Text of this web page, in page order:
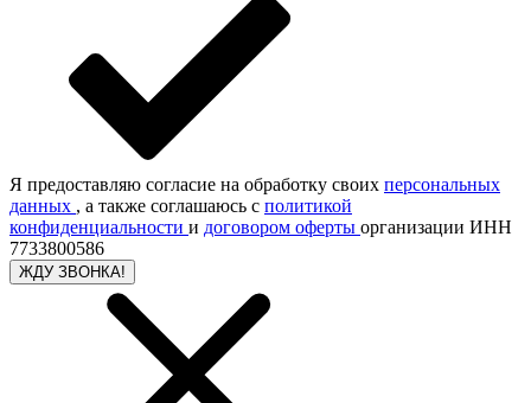
Я предоставляю согласие на обработку своих персональных
данных , а также соглашаюсь с политикой
конфиденциальности и договором оферты организации ИНН
7733800586
ЖДУ ЗВОНКА!